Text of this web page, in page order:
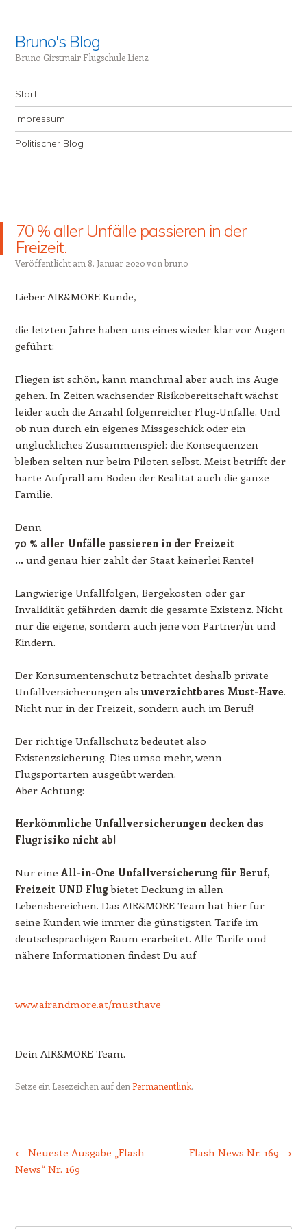
Bruno's Blog
Bruno Girstmair Flugschule Lienz
Menü
Zum Inhalt springen
Start
Impressum
Politischer Blog
70 % aller Unfälle passieren in der
Freizeit.
Veröffentlicht am 8. Januar 2020von bruno
Lieber AIR&MORE Kunde,
die letzten Jahre haben uns eines wieder klar vor Augen
geführt:
Fliegen ist schön, kann manchmal aber auch ins Auge
gehen. In Zeiten wachsender Risikobereitschaft wächst
leider auch die Anzahl folgenreicher Flug-Unfälle. Und
ob nun durch ein eigenes Missgeschick oder ein
unglückliches Zusammenspiel: die Konsequenzen
bleiben selten nur beim Piloten selbst. Meist betrifft der
harte Aufprall am Boden der Realität auch die ganze
Familie.
Denn
70 % aller Unfälle passieren in der Freizeit
… und genau hier zahlt der Staat keinerlei Rente!
Langwierige Unfallfolgen, Bergekosten oder gar
Invalidität gefährden damit die gesamte Existenz. Nicht
nur die eigene, sondern auch jene von Partner/in und
Kindern.
Der Konsumentenschutz betrachtet deshalb private
Unfallversicherungen als unverzichtbares Must-Have.
Nicht nur in der Freizeit, sondern auch im Beruf!
Der richtige Unfallschutz bedeutet also
Existenzsicherung. Dies umso mehr, wenn
Flugsportarten ausgeübt werden.
Aber Achtung:
Herkömmliche Unfallversicherungen decken das
Flugrisiko nicht ab!
Nur eine All-in-One Unfallversicherung für Beruf,
Freizeit UND Flug bietet Deckung in allen
Lebensbereichen. Das AIR&MORE Team hat hier für
seine Kunden wie immer die günstigsten Tarife im
deutschsprachigen Raum erarbeitet. Alle Tarife und
nähere Informationen findest Du auf
www.airandmore.at/musthave
Dein AIR&MORE Team.
Setze ein Lesezeichen auf den Permanentlink.
← Neueste Ausgabe „Flash
News“ Nr. 169
Flash News Nr. 169 →